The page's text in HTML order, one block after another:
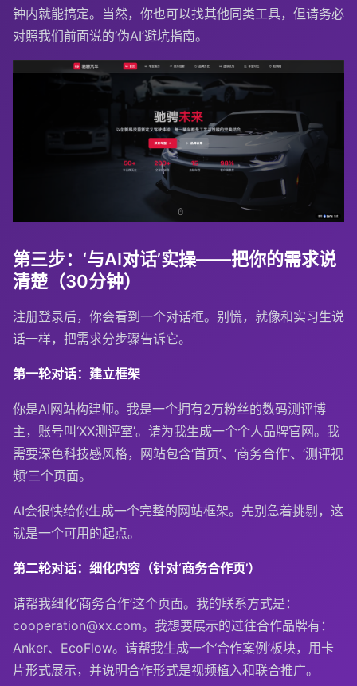
钟内就能搞定。当然，你也可以找其他同类工具，但请务必
对照我们前面说的‘伪AI’避坑指南。
第三步：‘与AI对话’实操——把你的需求说
清楚（30分钟）
注册登录后，你会看到一个对话框。别慌，就像和实习生说
话一样，把需求分步骤告诉它。
第一轮对话：建立框架
你是AI网站构建师。我是一个拥有2万粉丝的数码测评博
主，账号叫‘XX测评室’。请为我生成一个个人品牌官网。我
需要深色科技感风格，网站包含‘首页’、‘商务合作’、‘测评视
频’三个页面。
AI会很快给你生成一个完整的网站框架。先别急着挑剔，这
就是一个可用的起点。
第二轮对话：细化内容（针对‘商务合作页’）
请帮我细化‘商务合作’这个页面。我的联系方式是：
cooperation@xx.com。我想要展示的过往合作品牌有：
Anker、EcoFlow。请帮我生成一个‘合作案例’板块，用卡
片形式展示，并说明合作形式是视频植入和联合推广。